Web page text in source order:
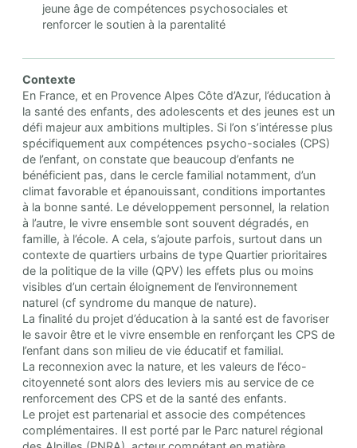
jeune âge de compétences psychosociales et
renforcer le soutien à la parentalité
Contexte
En France, et en Provence Alpes Côte d’Azur, l’éducation à
la santé des enfants, des adolescents et des jeunes est un
défi majeur aux ambitions multiples. Si l’on s’intéresse plus
spécifiquement aux compétences psycho-sociales (CPS)
de l’enfant, on constate que beaucoup d’enfants ne
bénéficient pas, dans le cercle familial notamment, d’un
climat favorable et épanouissant, conditions importantes
à la bonne santé. Le développement personnel, la relation
à l’autre, le vivre ensemble sont souvent dégradés, en
famille, à l’école. A cela, s’ajoute parfois, surtout dans un
contexte de quartiers urbains de type Quartier prioritaires
de la politique de la ville (QPV) les effets plus ou moins
visibles d’un certain éloignement de l’environnement
naturel (cf syndrome du manque de nature).
La finalité du projet d’éducation à la santé est de favoriser
le savoir être et le vivre ensemble en renforçant les CPS de
l’enfant dans son milieu de vie éducatif et familial.
La reconnexion avec la nature, et les valeurs de l’éco-
citoyenneté sont alors des leviers mis au service de ce
renforcement des CPS et de la santé des enfants.
Le projet est partenarial et associe des compétences
complémentaires. Il est porté par le Parc naturel régional